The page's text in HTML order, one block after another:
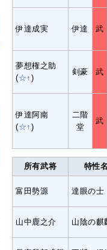
伊達成実 伊達 武
夢想権之助
(☆↑ )
剣豪 武
伊達阿南
(☆↑ )
二階
堂
武
所有武将 特性名
富田勢源 達眼の士
山中鹿之介 山陰の麒